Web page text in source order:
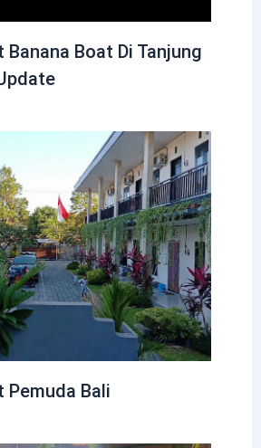
Boat Di Tanjung
Pemuda Bali